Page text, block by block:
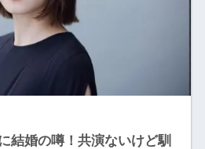
結婚の噂！共演ないけど馴